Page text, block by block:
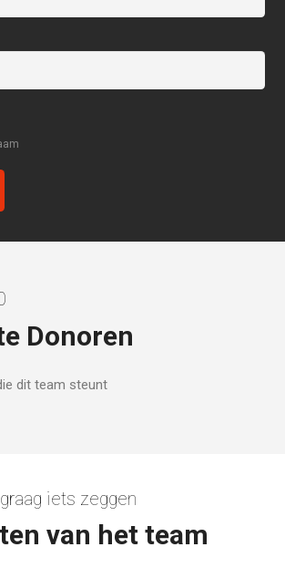
Donoren
dit team steunt
iets zeggen
van het team